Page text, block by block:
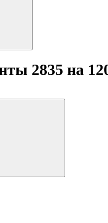
2835 на